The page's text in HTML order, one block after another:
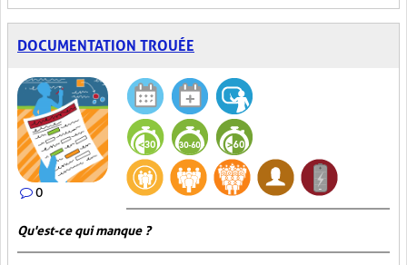
DOCUMENTATION TROUÉE
0
Qu'est-ce qui manque ?